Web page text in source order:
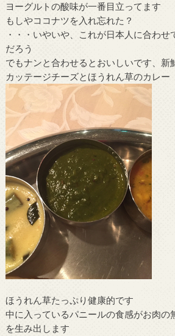
ヨーグルトの酸味が一番目立ってます
もしやココナツを入れ忘れた？
・・・いやいや、これが日本人に合わせ
だろう
でもナンと合わせるとおいしいです、新
カッテージチーズとほうれん草のカレー
ほうれん草たっぷり健康的です
中に入っているパニールの食感がお肉の
を生み出します